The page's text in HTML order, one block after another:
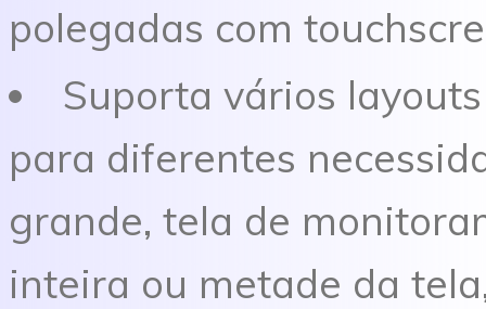
polegadas com
Suporta vários
para diferentes
grande, tela de
inteira ou metade da